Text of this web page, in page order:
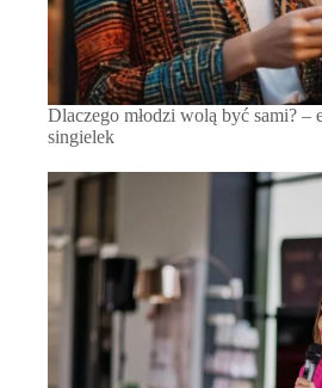
Dlaczego młodzi wolą być sami? –
singielek